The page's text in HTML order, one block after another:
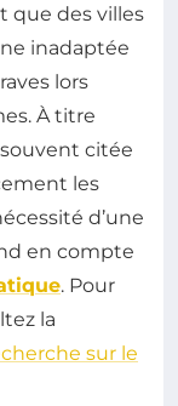
que des villes
inadaptée
lors
À titre
citée
les
d’une
en compte
. Pour
la
sur le